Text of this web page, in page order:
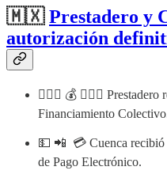
🇲🇽Prestadero y
autorización
🙋🏻‍♂️ 💰 🙆🏻‍♀️
Financiamiento
💵 📲 💳 Cuenca recibió
de Pago Electrónico.